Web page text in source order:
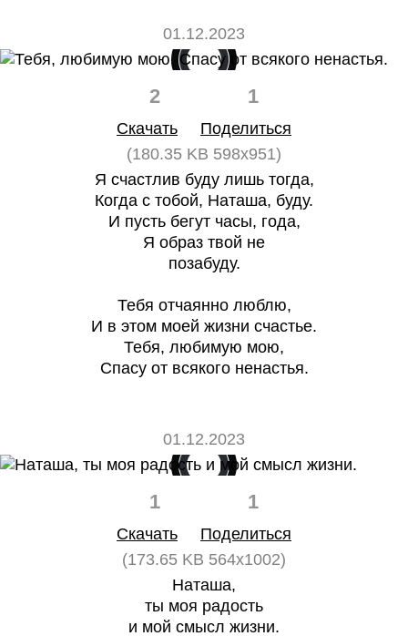
01.12.2023
2 1
Скачать
Поделиться
(180.35 KB 598x951)
Я счастлив буду лишь тогда,
Когда с тобой, Наташа, буду.
И пусть бегут часы, года,
Я образ твой не
позабуду.
Тебя отчаянно люблю,
И в этом моей жизни счастье.
Тебя, любимую мою,
Спасу от всякого ненастья.
01.12.2023
1 1
Скачать
Поделиться
(173.65 KB 564x1002)
Наташа,
ты моя радость
и мой смысл жизни.